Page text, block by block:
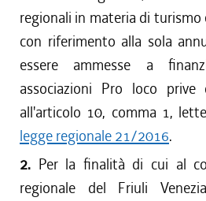
regionali in materia di
con riferimento alla sola
essere ammesse a
associazioni Pro loco
all'articolo 10, comma 1,
legge regionale 21/2016.
2. Per la finalità di cui al
regionale del Friuli